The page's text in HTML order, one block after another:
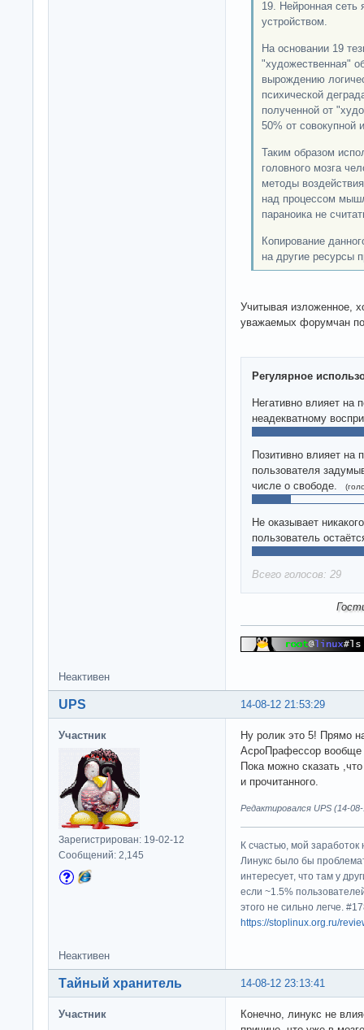
19. Нейронная
устройством.
На основании 19
"художественная"
вырождению
психической
полученной от
50% от совокупной
Таким образом
головного мозга
методы
над процессом
параноика не
Копирование
на другие ресурсы
Учитывая изложенное,
уважаемых форумчан
Регулярное
Негативно влияет на
неадекватному
Позитивно влияет на
пользователя
числе о свободе.
Не оказывает
пользователь
Всего голосов: 29
Неактивен
14-08-12 21:53:29
UPS
Участник
Зарегистрирован: 19-02-12
Сообщений: 2,145
Ну ролик это 5! Прямо
АсроПрафессор вообще
Пока можно сказать
и прочитанного.
Редактировался UPS (14-
К счастью, мой
Линукс было бы
интересует, что там у
если ~1.5%
этого не сильно легче.
https://stoplinux.org.ru/
Неактивен
14-08-12 23:13:41
Тайный хранитель
Участник
Конечно, линукс не